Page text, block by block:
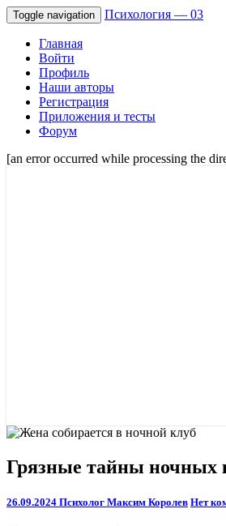
Toggle navigation Психология — 03
Главная
Войти
Профиль
Наши авторы
Регистрация
Приложения и тесты
Форум
[an error occurred while processing the
Грязные
тайны
клубов!
Грязные тайны ночных
26.09.2024 Психолог Максим Королев Нет